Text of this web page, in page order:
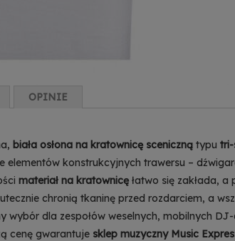
biała osłona na kratownicę sceniczną typu
elementów konstrukcyjnych trawersu –
materiał na kratownicę łatwo się zakłada,
chronią tkaninę przed rozdarciem, a
wybór dla zespołów weselnych, mobilnych
cenę gwarantuje sklep muzyczny Music
OPINIE